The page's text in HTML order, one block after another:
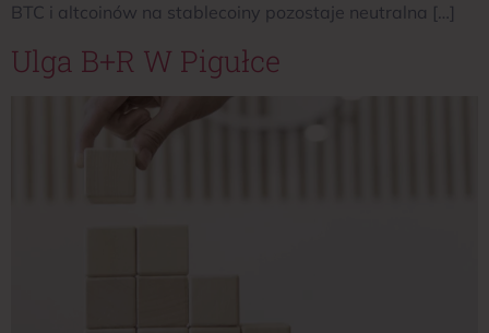
BTC i altcoinów na stablecoiny pozostaje neutralna […]
Ulga B+R W Pigułce